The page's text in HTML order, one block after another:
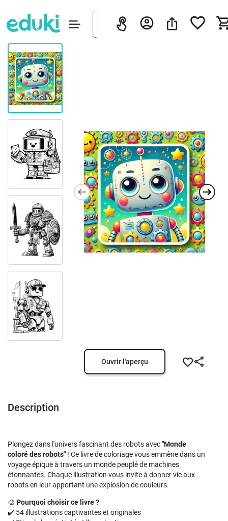
Ouvrir l'aperçu
Description
Plongez dans l'univers fascinant des robots avec"Monde
coloré des robots" ! Ce livre de coloriage vous emmène dans un
voyage épique à travers un monde peuplé de machines
étonnantes. Chaque illustration vous invite à donner vie aux
robots en leur apportant une explosion de couleurs.
🎨 Pourquoi choisir ce livre ?
✔️ 54 illustrations captivantes et originales